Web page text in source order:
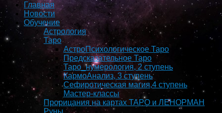
Главная
Новости
Обучение
Астрология
Таро
АстроПсихологическое Таро
Предсказательное Таро
Таро_нумерология, 2 ступень
КармоAнализ, 3 ступень
Сефиротическая магия,4 ступень
Мастер-классы
Прорицания на картах ТАРО и ЛЕНОРМАН
Руны